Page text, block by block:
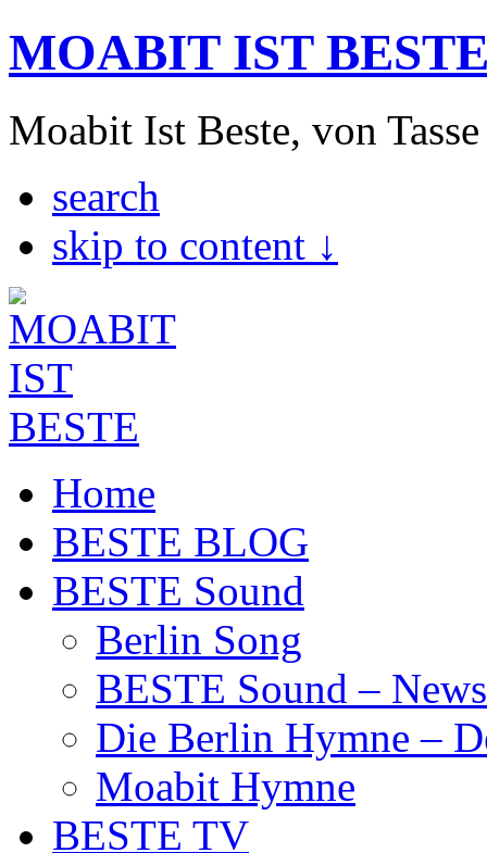
MOABIT IST
Moabit Ist Beste, von
search
skip to content ↓
Home
BESTE BLOG
BESTE Sound
Berlin Song
BESTE Sound –
Die Berlin Hymne –
Moabit Hymne
BESTE TV